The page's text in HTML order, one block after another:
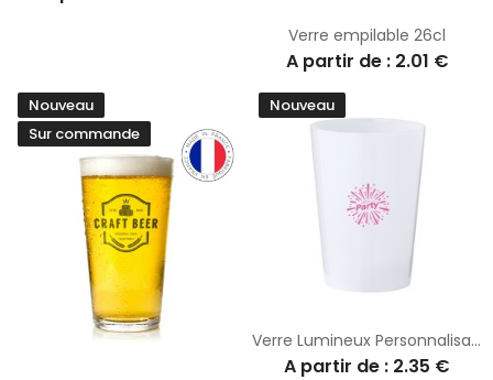
Verre empilable 26cl
A partir de : 2.01 €
Nouveau
Sur commande
Nouveau
Verre Lumineux Personnalisable 340ml Armos
A partir de : 2.35 €